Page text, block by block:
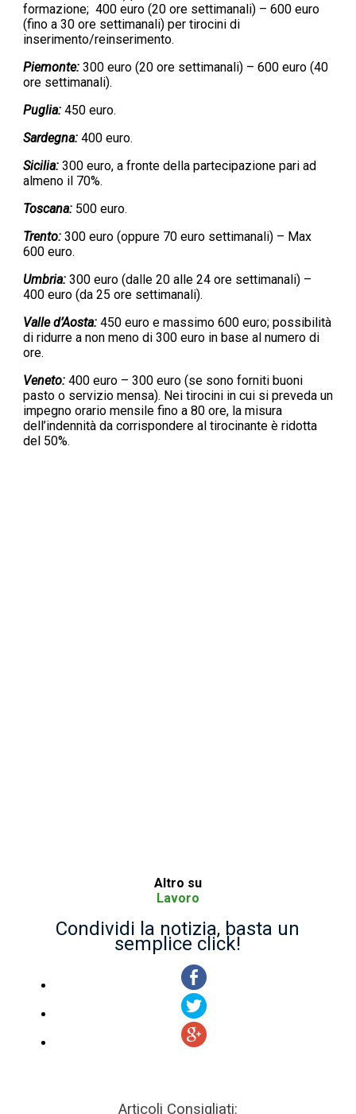
formazione; 400 euro (20 ore settimanali) – 600 euro
(fino a 30 ore settimanali) per tirocini di
inserimento/reinserimento.
Piemonte:300 euro (20 ore settimanali) – 600 euro (40
ore settimanali).
Puglia:450 euro.
Sardegna:400 euro.
Sicilia:300 euro, a fronte della partecipazione pari ad
almeno il 70%.
Toscana:500 euro.
Trento:300 euro (oppure 70 euro settimanali) – Max
600 euro.
Umbria:300 euro (dalle 20 alle 24 ore settimanali) –
400 euro (da 25 ore settimanali).
Valle d’Aosta:450 euro e massimo 600 euro; possibilità
di ridurre a non meno di 300 euro in base al numero di
ore.
Veneto:400 euro – 300 euro (se sono forniti buoni
pasto o servizio mensa). Nei tirocini in cui si preveda un
impegno orario mensile fino a 80 ore, la misura
dell’indennità da corrispondere al tirocinante è ridotta
del 50%.
Altro su
Lavoro
Condividi la notizia, basta un
semplice click!
Articoli Consigliati: